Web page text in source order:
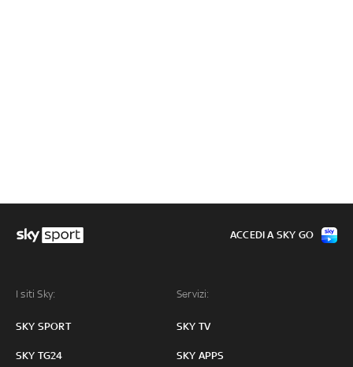
I siti Sky:
SKY SPORT
SKY TG24
Servizi:
SKY TV
SKY APPS
ACCEDI A SKY GO